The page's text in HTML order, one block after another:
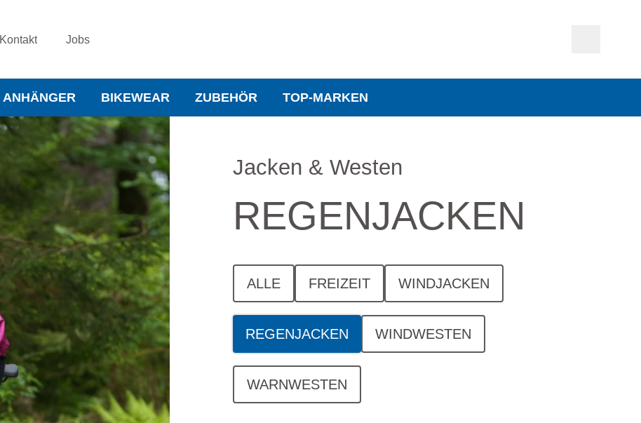
Kontakt Jobs
ANHÄNGER BIKEWEAR ZUBEHÖR TOP-MARKEN
Jacken & Westen
REGENJACKEN
ALLE FREIZEIT WINDJACKEN
REGENJACKEN WINDWESTEN
WARNWESTEN